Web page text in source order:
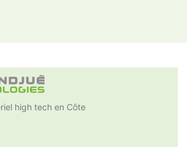
high tech en Côte